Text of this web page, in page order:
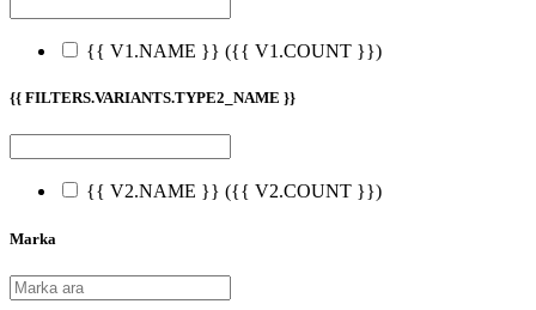
{{ V1.NAME }} ({{ V1.COUNT }})
{{ FILTERS.VARIANTS.TYPE2_NAME }}
{{ V2.NAME }} ({{ V2.COUNT }})
Marka